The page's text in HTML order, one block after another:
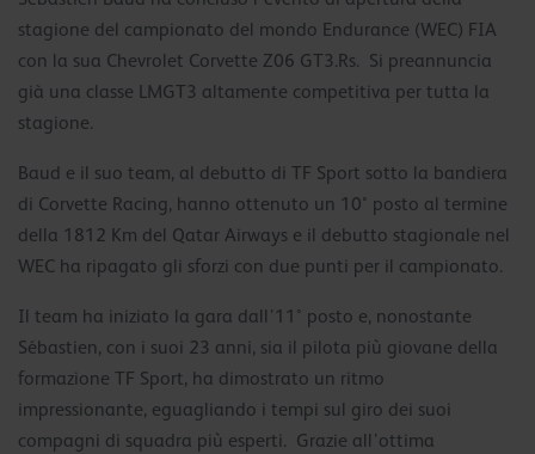
stagione del campionato del mondo Endurance (WEC) FIA
con la sua Chevrolet Corvette Z06 GT3.Rs. Si preannuncia
già una classe LMGT3 altamente competitiva per tutta la
stagione.
Baud e il suo team, al debutto di TF Sport sotto la bandiera
di Corvette Racing, hanno ottenuto un 10° posto al termine
della 1812 Km del Qatar Airways e il debutto stagionale nel
WEC ha ripagato gli sforzi con due punti per il campionato.
Il team ha iniziato la gara dall’11° posto e, nonostante
Sébastien, con i suoi 23 anni, sia il pilota più giovane della
formazione TF Sport, ha dimostrato un ritmo
impressionante, eguagliando i tempi sul giro dei suoi
compagni di squadra più esperti. Grazie all’ottima